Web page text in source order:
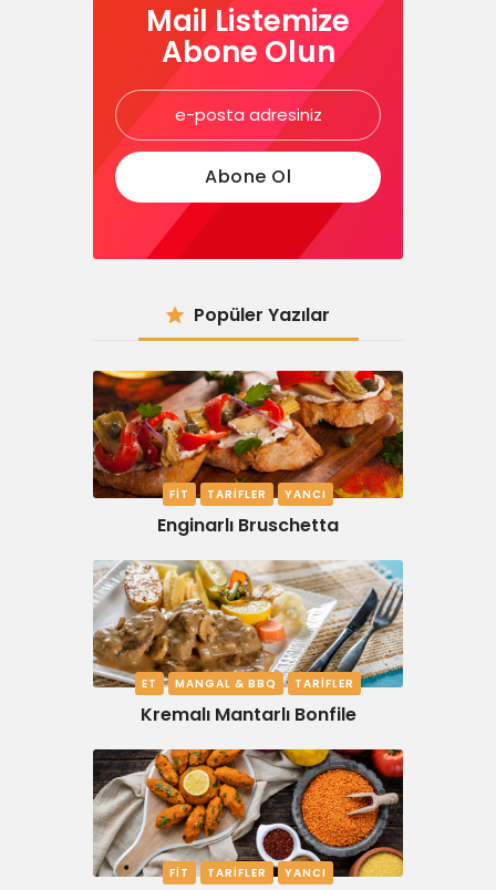
Mail Listemize
Abone Olun
Popüler Yazılar
FIT TARIFLER YANCI
Enginarlı Bruschetta
ET MANGAL & BBQ TARIFLER
Kremalı Mantarlı Bonfile
FIT TARIFLER YANCI